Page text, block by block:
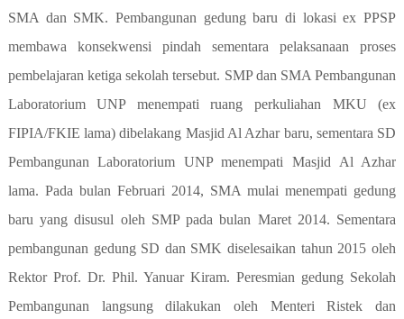
SMA dan SMK. Pembangunan gedung baru di lokasi ex PPSP
membawa konsekwensi pindah sementara pelaksanaan proses
pembelajaran ketiga sekolah tersebut. SMP dan SMA Pembangunan
Laboratorium UNP menempati ruang perkuliahan MKU (ex
FIPIA/FKIE lama) dibelakang Masjid Al Azhar baru, sementara SD
Pembangunan Laboratorium UNP menempati Masjid Al Azhar
lama. Pada bulan Februari 2014, SMA mulai menempati gedung
baru yang disusul oleh SMP pada bulan Maret 2014. Sementara
pembangunan gedung SD dan SMK diselesaikan tahun 2015 oleh
Rektor Prof. Dr. Phil. Yanuar Kiram. Peresmian gedung Sekolah
Pembangunan langsung dilakukan oleh Menteri Ristek dan